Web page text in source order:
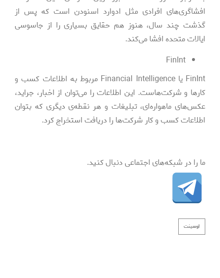
افشاگری‌های افرادی مثل ادوارد اسنودن است که پس از
گذشت چند سال، هنوز هم حقایق بسیاری را از جاسوسی
ایالات متحده افشا می‌کند.
FinInt
FinInt یا Financial Intelligence مربوط به اطلاعات کسب و
کارها و شرکت‌هاست. این اطلاعات را می‌توان از اخبار، جراید،
عکس‌های ماهواره‌ای، تبلیغات و هر نقطه‌ی دیگری که بتوان
اطلاعات کسب و کار شرکت‌ها را دریافت استخراج کرد.
ما را در شبکه‌های اجتماعی دنبال کنید.
اوسینت